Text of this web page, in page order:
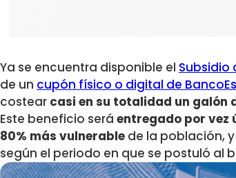
Ya se encuentra disponible el Subsidio
de un cupón físico o digital de
costear casi en su totalidad un galón
Este beneficio será entregado por vez
80% más vulnerable de la población,
según el periodo en que se postuló al